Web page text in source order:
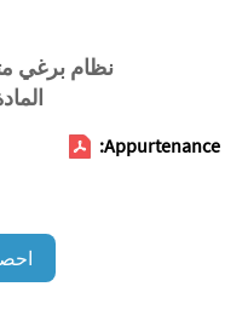
نظام برغي
Appurtenance: